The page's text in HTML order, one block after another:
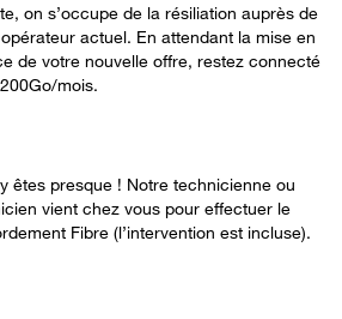
on s’occupe de la résiliation auprès de
actuel. En attendant la mise en
de votre nouvelle offre, restez connecté
mois.
êtes presque ! Notre technicienne ou
vient chez vous pour effectuer le
Fibre (l’intervention est incluse).